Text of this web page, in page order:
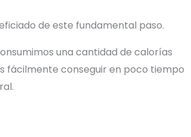
de este fundamental paso.
una cantidad de calorías
fácilmente conseguir en poco tiempo